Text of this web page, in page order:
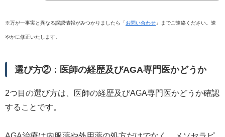
※万が一事実と異なる誤認情報がみつかりましたら「 お問い合わせ 」までご連絡ください。速
やかに修正いたします。
選び方②：医師の経歴及びAGA専門医かどうか
2つ目の選び方は、医師の経歴及びAGA専門医かどうか確認
することです。